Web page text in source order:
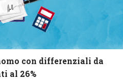
con differenziali da
al 26%